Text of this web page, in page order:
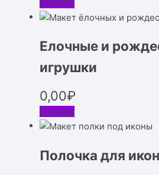
Скачать
Елочные и
игрушки
0,00₽
Скачать
Полочка для